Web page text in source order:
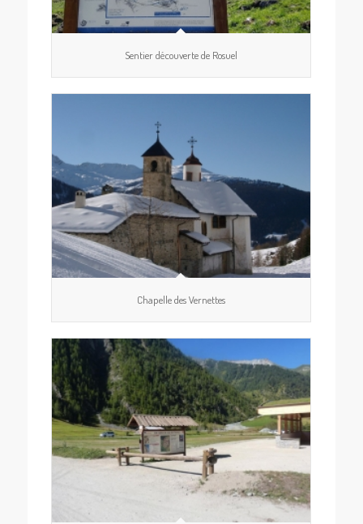
Sentier découverte de Rosuel
Chapelle des Vernettes